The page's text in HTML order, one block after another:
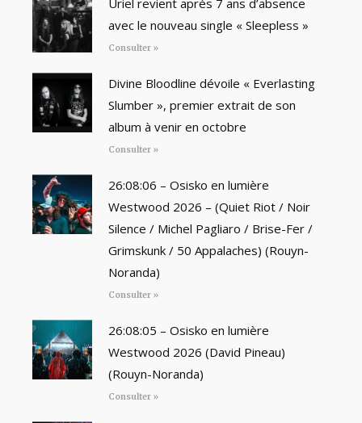
Uriel revient après 7 ans d’absence
avec le nouveau single « Sleepless »
Consulter »
Divine Bloodline dévoile « Everlasting
Slumber », premier extrait de son
album à venir en octobre
Consulter »
26:08:06 – Osisko en lumière
Westwood 2026 – (Quiet Riot / Noir
Silence / Michel Pagliaro / Brise-Fer /
Grimskunk / 50 Appalaches) (Rouyn-
Noranda)
Consulter »
26:08:05 – Osisko en lumière
Westwood 2026 (David Pineau)
(Rouyn-Noranda)
Consulter »